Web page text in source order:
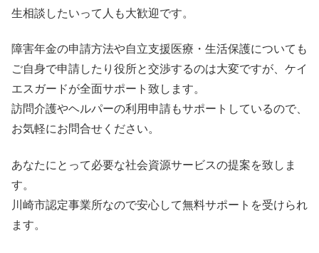
生相談したいって人も大歓迎です。
障害年金の申請方法や自立支援医療・生活保護についても
ご自身で申請したり役所と交渉するのは大変ですが、ケイ
エスガードが全面サポート致します。
訪問介護やヘルパーの利用申請もサポートしているので、
お気軽にお問合せください。
あなたにとって必要な社会資源サービスの提案を致しま
す。
川崎市認定事業所なので安心して無料サポートを受けられ
ます。